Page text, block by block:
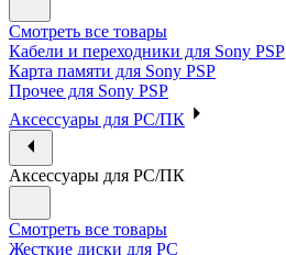
Смотреть все товары
Кабели и переходники для Sony PSP
Карта памяти для Sony PSP
Прочее для Sony PSP
Аксессуары для PC/ПК
Аксессуары для PC/ПК
Смотреть все товары
Жесткие диски для PC